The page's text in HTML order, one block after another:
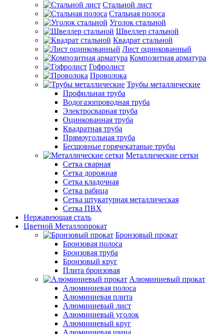
Стальной лист
Стальная полоса
Уголок стальной
Швеллер стальной
Квадрат стальной
Лист оцинкованный
Композитная арматура
Гофролист
Проволока
Трубы металлические
Профильная труба
Водогазопроводная труба
Электросварная труба
Оцинкованная труба
Квадратная труба
Прямоугольная труба
Бесшовные горячекатаные трубы
Металлические сетки
Сетка сварная
Сетка дорожная
Сетка кладочная
Сетка рабица
Сетка штукатурная металлическая
Сетка ПВХ
Нержавеющая сталь
Цветной Металлопрокат
Бронзовый прокат
Бронзовая полоса
Бронзовая труба
Бронзовый круг
Плита бронзовая
Алюминиевый прокат
Алюминиевая полоса
Алюминиевая плита
Алюминиевый лист
Алюминиевый уголок
Алюминиевый круг
Алюминиевая шина